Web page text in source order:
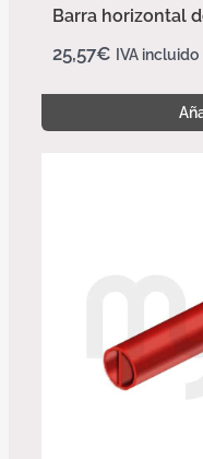
Barra horizontal
25,57€ IVA incluido